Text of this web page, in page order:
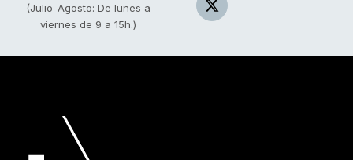
(Julio-Agosto: De lunes a
viernes de 9 a 15h.)